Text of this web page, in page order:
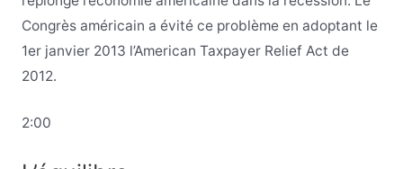
Congrès américain a évité ce problème en adoptant le
1er janvier 2013 l’American Taxpayer Relief Act de
2012.
2:00